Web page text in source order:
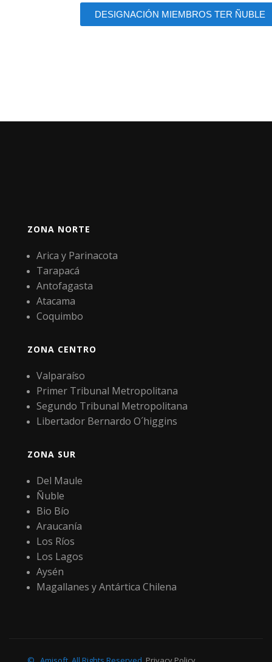
DESIGNACIÓN MIEMBROS TER ÑUBLE
ZONA NORTE
Arica y Parinacota
Tarapacá
Antofagasta
Atacama
Coquimbo
ZONA CENTRO
Valparaíso
Primer Tribunal Metropolitana
Segundo Tribunal Metropolitana
Libertador Bernardo O´higgins
ZONA SUR
Del Maule
Ñuble
Bio Bío
Araucanía
Los Ríos
Los Lagos
Aysén
Magallanes y Antártica Chilena